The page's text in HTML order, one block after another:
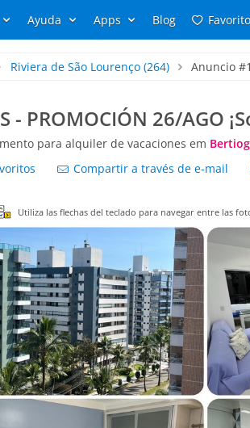
Ayuda Apps Blog
Riviera de São Lourenço(264) Anuncio
- PROMOCIÓN 26/AGO
para alquiler de vacaciones em
Compartir a través de e-mail
Utiliza las flechas del teclado para navegar entre las